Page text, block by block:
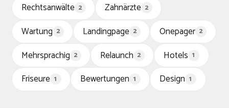
Rechtsanwälte 2 Zahnärzte 2
Wartung 2 Landingpage 2 Onepager 2
Mehrsprachig 2 Relaunch 2 Hotels 1
Friseure 1 Bewertungen 1 Design 1